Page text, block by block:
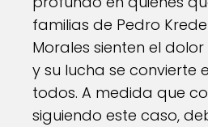
familias de Pedro
Morales sienten el
y su lucha se convierte
todos. A medida que
siguiendo este caso,